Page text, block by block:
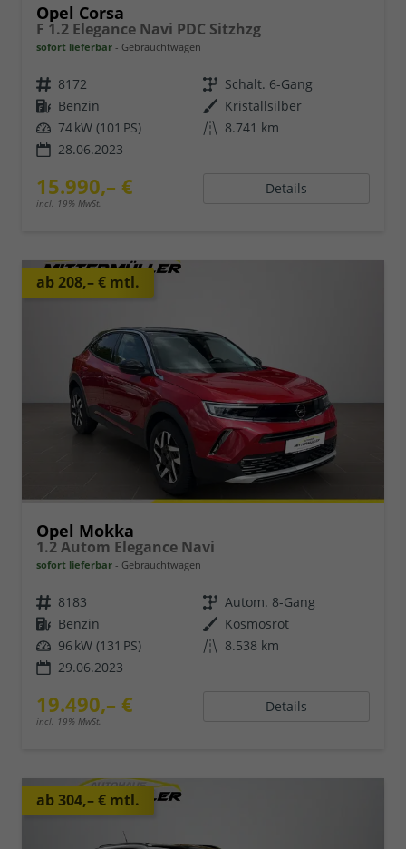
Opel Corsa
F 1.2 Elegance Navi PDC Sitzhzg
sofort lieferbar Gebrauchtwagen
8172
Schalt. 6-Gang
Benzin
Kristallsilber
74 kW (101 PS)
8.741 km
28.06.2023
15.990,– €
incl. 19% MwSt.
Details
ab 208,– € mtl.
Opel Mokka
1.2 Autom Elegance Navi
sofort lieferbar Gebrauchtwagen
8183
Autom. 8-Gang
Benzin
Kosmosrot
96 kW (131 PS)
8.538 km
29.06.2023
19.490,– €
incl. 19% MwSt.
Details
ab 304,– € mtl.